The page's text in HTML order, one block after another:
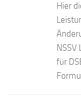
Hier
für